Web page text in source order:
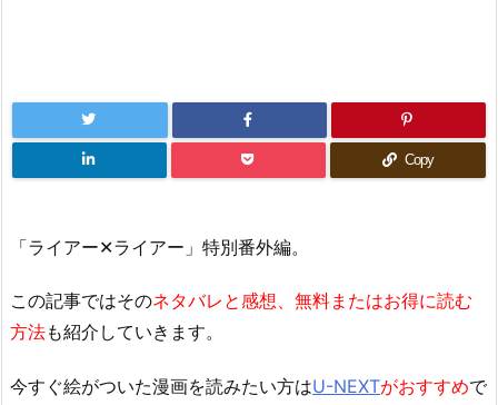
Copy
「ライアー✕ライアー」特別番外編。
この記事ではそのネタバレと感想、無料またはお得に読む
方法も紹介していきます。
今すぐ絵がついた漫画を読みたい方はU-NEXTがおすすめで